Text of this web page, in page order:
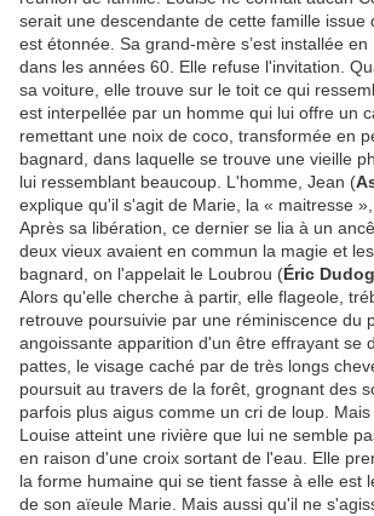
serait une descendante de cette famille issue
est étonnée. Sa grand-mère s’est installée
dans les années 60. Elle refuse l'invitation.
sa voiture, elle trouve sur le toit ce qui
est interpellée par un homme qui lui offre un
remettant une noix de coco, transformée en
bagnard, dans laquelle se trouve une vieille
lui ressemblant beaucoup. L'homme, Jean (
explique qu'il s'agit de Marie, la « maitresse
Après sa libération, ce dernier se lia à un
deux vieux avaient en commun la magie et
bagnard, on l'appelait le Loubrou (Éric
Alors qu'elle cherche à partir, elle flageole,
retrouve poursuivie par une réminiscence du
angoissante apparition d'un être effrayant se
pattes, le visage caché par de très longs
poursuit au travers de la forêt, grognant des
parfois plus aigus comme un cri de loup.
Louise atteint une rivière que lui ne semble
en raison d'une croix sortant de l'eau. Elle
la forme humaine qui se tient fasse à elle est
de son aïeule Marie. Mais aussi qu'il ne